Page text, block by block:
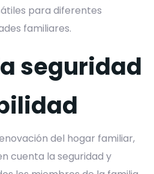
para diferentes
familiares.
seguridad
del hogar familiar,
cuenta la seguridad y